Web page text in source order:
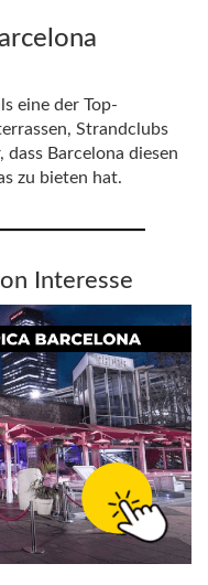
eine der Top-
Strandclubs
dass Barcelona diesen
zu bieten hat.
Interesse